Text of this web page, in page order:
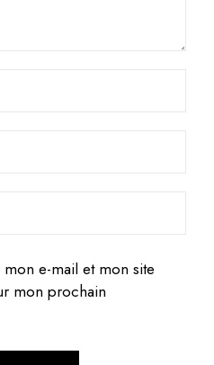
e-mail et mon site
mon prochain